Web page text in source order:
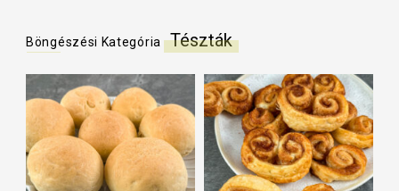
Böngészési Kategória Tészták